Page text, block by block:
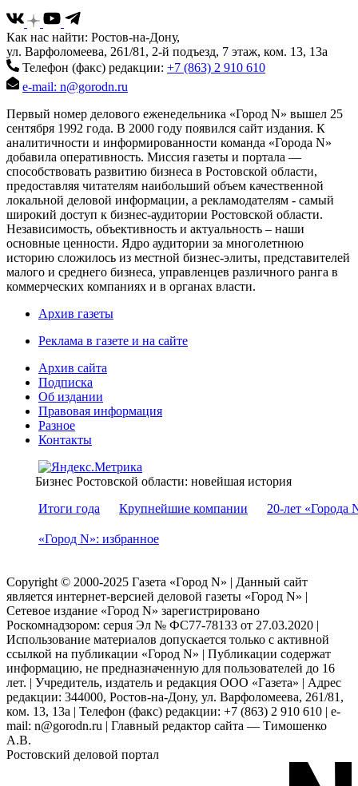
Как нас найти: Ростов-на-Дону,
ул. Варфоломеева, 261/81, 2-й подъезд, 7 этаж, ком. 13, 13а
Телефон (факс) редакции: +7 (863) 2 910 610
e-mail: n@gorodn.ru
Первый номер делового еженедельника «Город N» вышел 25
сентября 1992 года. В 2000 году появился сайт издания. К
аналитичности и информированности команда «Города N»
добавила оперативность. Миссия газеты и портала —
способствовать развитию бизнеса в Ростовской области,
предоставляя читателям наибольший объем качественной
локальной деловой информации, а рекламодателям - самый
широкий доступ к бизнес-аудитории Ростовской области.
Независимость, объективность и актуальность – наши
основные ценности. Ядро аудитории за многолетнюю
историю сложилось из местной бизнес-элиты, представителей
малого и среднего бизнеса, управленцев различного ранга в
коммерческих компаниях и в органах власти.
Архив газеты
Реклама в газете и на сайте
Архив сайта
Подписка
Об издании
Правовая информация
Разное
Контакты
Бизнес Ростовской области: новейшая история
Итоги года
Крупнейшие компании 20-лет «Города
«Город N»: избранное
Copyright © 2000-2025 Газета «Город N» | Данный сайт
является интернет-версией деловой газеты «Город N» |
Сетевое издание «Город N» зарегистрировано
Роскомнадзором: серuя Эл № ФС77-78133 от 27.03.2020 |
Использование материалов допускается только с активной
ссылкой на публикации «Город N» | Публикации содержат
информацию, не предназначенную для пользователей до 16
лет. | Учредитель, издатель и редакция ООО «Газета» | Адрес
редакции: 344000, Ростов-на-Дону, ул. Варфоломеева, 261/81,
ком. 13, 13а | Телефон (факс) редакции: +7 (863) 2 910 610 | e-
mail: n@gorodn.ru | Главный редактор сайта — Тимошенко
А.В.
Ростовский деловой портал